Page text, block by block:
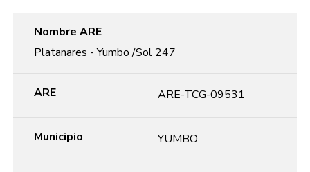
Nombre ARE
Platanares - Yumbo /Sol 247
ARE ARE-TCG-09531
Municipio YUMBO